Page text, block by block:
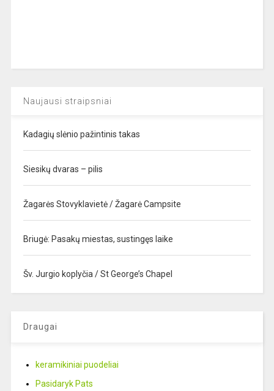
Naujausi straipsniai
Kadagių slėnio pažintinis takas
Siesikų dvaras – pilis
Žagarės Stovyklavietė / Žagarė Campsite
Briugė: Pasakų miestas, sustingęs laike
Šv. Jurgio koplyčia / St George’s Chapel
Draugai
keramikiniai puodeliai
Pasidaryk Pats